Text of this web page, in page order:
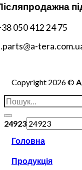
050 412 24 75
Copyright 2026 ©
24923
Головна
Продукція